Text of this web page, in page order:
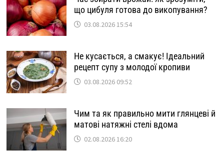
що цибуля готова до викопування?
03.08.2026 15:54
Не кусається, а смакує! Ідеальний
рецепт супу з молодої кропиви
03.08.2026 09:52
Чим та як правильно мити глянцеві й
матові натяжні стелі вдома
02.08.2026 16:20